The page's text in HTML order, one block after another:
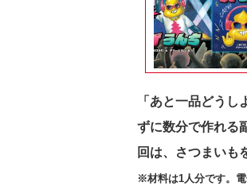
「あと一品どう
ずに数分で作れる
回は、さつまいも
※材料は1人分です。電